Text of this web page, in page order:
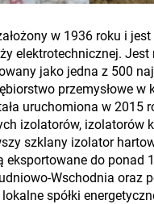
w 1936 roku i
elektrotechnicznej.
jako jedna z 500
przemysłowe
uruchomiona w
izolatorów, izolatorów
szklany izolator
eksportowane do ponad
Wschodnia oraz
spółki